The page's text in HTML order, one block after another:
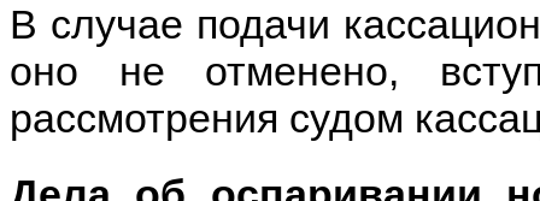
В случае подачи
оно не отменено,
рассмотрения судом